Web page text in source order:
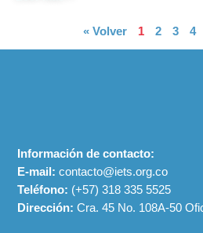
« Volver 1 2 3 4
Información de contacto:
E-mail: contacto@iets.org.co
Teléfono: (+57)318 335 5525
Dirección: Cra. 45 No. 108A-50